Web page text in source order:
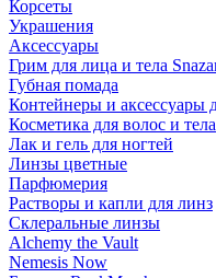
Корсеты
Украшения
Аксессуары
Грим для лица и тела
Губная помада
Контейнеры и аксессуары
Косметика для волос и тела
Лак и гель для ногтей
Линзы цветные
Парфюмерия
Растворы и капли для линз
Склеральные линзы
Alchemy the Vault
Nemesis Now